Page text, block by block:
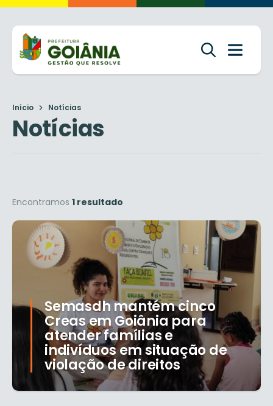
Início Notícias
Notícias
Encontramos 1 resultado
Semasdh mantém cinco
Creas em Goiânia para
atender famílias e
indivíduos em situação de
violação de direitos